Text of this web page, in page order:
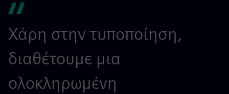
Χάρη στην τυποποίηση,
διαθέτουμε μια
ολοκληρωμένη